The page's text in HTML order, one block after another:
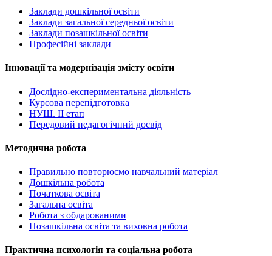
Заклади дошкільної освіти
Заклади загальної середньої освіти
Заклади позашкільної освіти
Професійні заклади
Інновації та модернізація змісту освіти
Дослідно-експериментальна діяльність
Курсова перепідготовка
НУШ. ІІ етап
Передовий педагогічний досвід
Методична робота
Правильно повторюємо навчальний матеріал
Дошкільна робота
Початкова освіта
Загальна освіта
Робота з обдарованими
Позашкільна освіта та виховна робота
Практична психологія та соціальна робота